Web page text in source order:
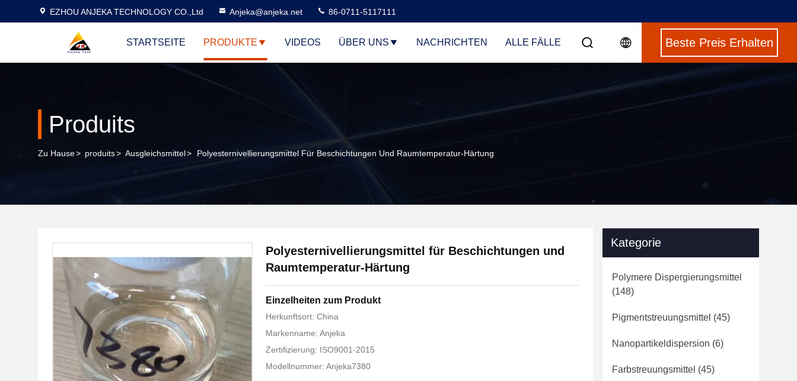
EZHOU ANJEKA TECHNOLOGY CO.,Ltd Anjeka@anjeka.net 86-0711-5117111
STARTSEITE PRODUKTE VIDEOS ÜBER UNS NACHRICHTEN ALLE FÄLLE Beste Preis Erhalten
Produits
Zu Hause> produits> Ausgleichsmittel> Polyesternivellierungsmittel Für Beschichtungen Und Raumtemperatur-Härtung
Polyesternivellierungsmittel für Beschichtungen und
Raumtemperatur-Härtung
Einzelheiten zum Produkt
Herkunftsort: China
Markenname: Anjeka
Zertifizierung: ISO9001-2015
Modellnummer: Anjeka7380
Kategorie
Polymere Dispergierungsmittel
(148)
Pigmentstreuungsmittel (45)
Nanopartikeldispersion (6)
Farbstreuungsmittel (45)